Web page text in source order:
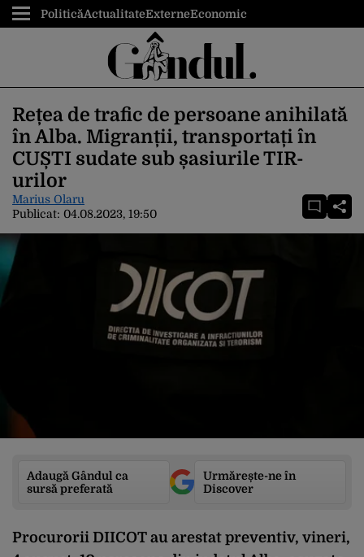
PoliticăActualitateExterneEconomic
Rețea de trafic de persoane anihilată
în Alba. Migranții, transportați în
CUȘTI sudate sub șasiurile TIR-
urilor
Marius Olaru
Publicat: 04.08.2023, 19:50
Adaugă Gândul ca
sursă preferată
Urmărește-ne în
Discover
Procurorii DIICOT au arestat preventiv, vineri,